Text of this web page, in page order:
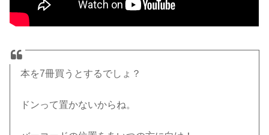
本を7冊買うとするでしょ？
ドンって置かないからね。